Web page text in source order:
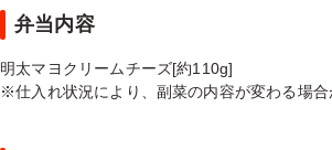
弁当内容
明太マヨクリームチーズ[約110g]
※仕入れ状況により、副菜の内容が変わる場